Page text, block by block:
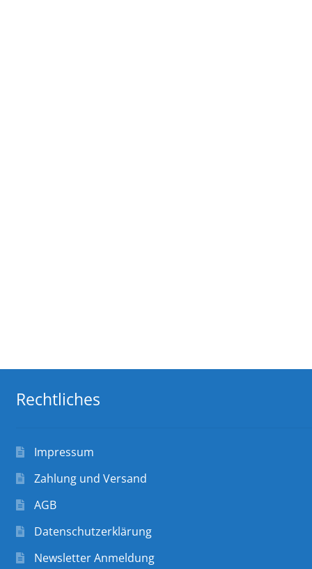
Rechtliches
Impressum
Zahlung und Versand
AGB
Datenschutzerklärung
Newsletter Anmeldung